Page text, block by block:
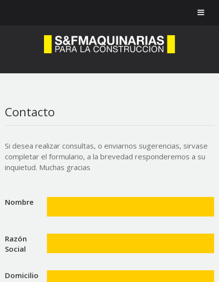
Contacto
Si desea realizar consultas, o enviarnos sugerencias, sirvase
completar el formulario, a la brevedad responderemos a su
inquietud. Muchas gracias
Nombre
Razón
Social
Domicilio